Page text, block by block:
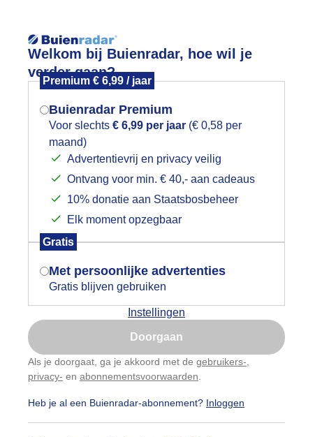
Welkom bij Buienradar, hoe wil je
verder gaan?
Premium € 6,99 / jaar
Buienradar Premium
Voor slechts € 6,99 per jaar (€ 0,58 per
maand)
Advertentievrij en privacy veilig
Ontvang voor min. € 40,- aan cadeaus
10% donatie aan Staatsbosbeheer
Elk moment opzegbaar
Gratis
Met persoonlijke advertenties
Gratis blijven gebruiken
Instellingen
Doorgaan
Als je doorgaat, ga je akkoord met de gebruikers-
privacy- en abonnementsvoorwaarden
Heb je al een Buienradar-abonnement? Inloggen
Lees meer.
Foto en video Weerzine
Zoeken in
uur buiendreiging
Mogen we je locatie gebruiken voor
het weer?
Indien je hier nog geen akkoord op hebt
gegeven, verschijnt er zo een pop-up uit
je browser waarin deze toestemming
gevraagd wordt.
Is goed, toon de popup
Nu niet, misschien later
Gebruik je Safari en wil je niet elke dag deze pop-up
Klikhierom dit aan te passen